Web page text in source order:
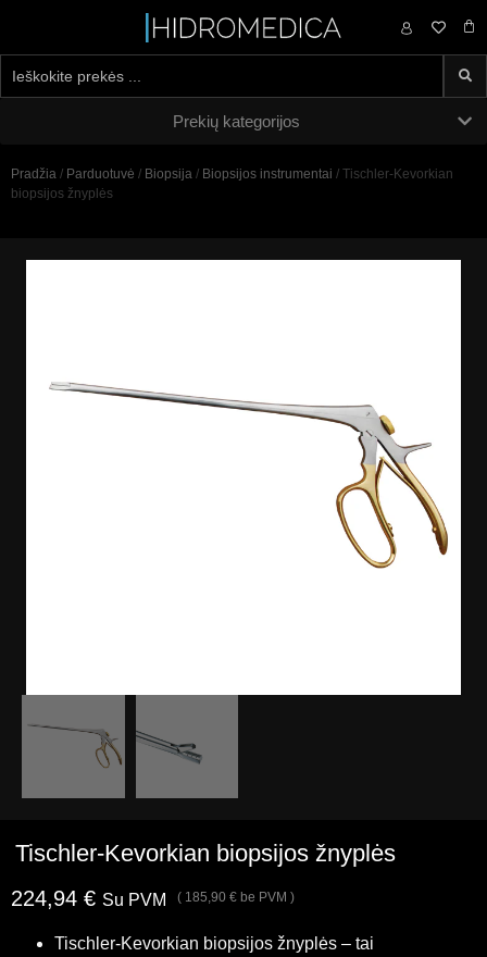
0,00 €
Prekių kategorijos
Pradžia / Parduotuvė / Biopsija / Biopsijos instrumentai / Tischler-Kevorkian
biopsijos žnyplės
Tischler-Kevorkian biopsijos žnyplės
224,94 € Su PVM ( 185,90 € be PVM )
Tischler-Kevorkian biopsijos žnyplės – tai